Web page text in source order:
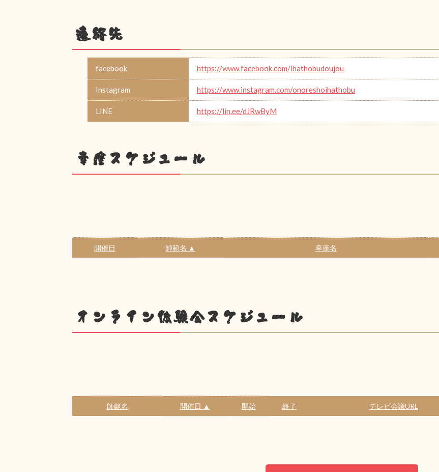
連絡先
facebook https://www.facebook.com/ihathobudoujou
Instagram https://www.instagram.com/onoreshoihathobu
LINE https://lin.ee/dJRwByM
幸座スケジュール
開催日 師範名 ▲ 幸座名
オンライン体験会スケジュール
師範名 開催日 ▲ 開始 終了 テレビ会議URL